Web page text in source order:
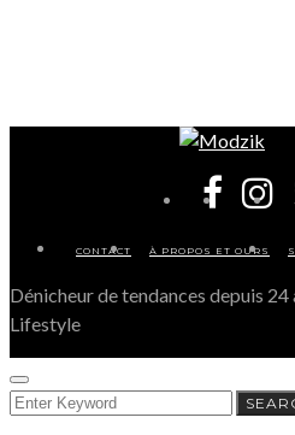
CONTACT À PROPOS ET OURS
Dénicheur de tendances depuis
Lifestyle
SEARCH
FOR: